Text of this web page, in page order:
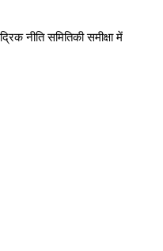
नीति समितिकी समीक्षा में